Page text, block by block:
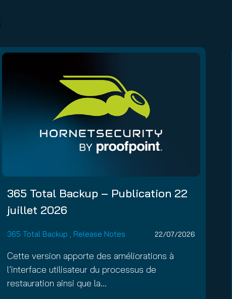
365 Total Backup – Publication 22
juillet 2026
365 Total Backup , Release Notes 22/07/2026
Cette version apporte des améliorations à
l’interface utilisateur du processus de
restauration ainsi que la…